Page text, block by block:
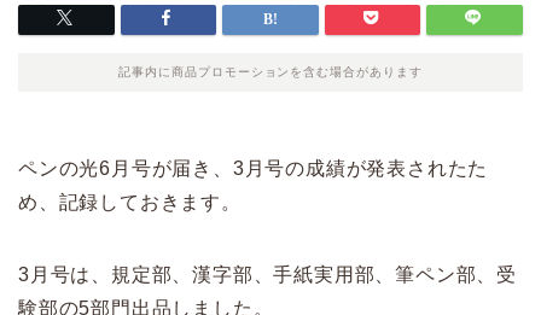
記事内に商品プロモーションを含む場合があります
ペンの光6月号が届き、3月号の成績が発表されたた
め、記録しておきます。
3月号は、規定部、漢字部、手紙実用部、筆ペン部、受
験部の5部門出品しました。